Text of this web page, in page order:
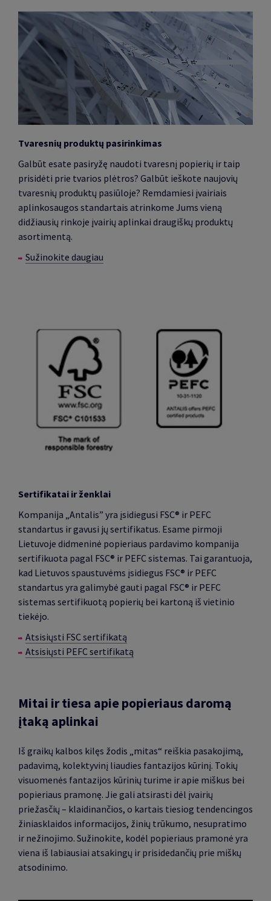
Tvaresnių produktų pasirinkimas
Galbūt esate pasiryžę naudoti tvaresnį popierių ir taip
prisidėti prie tvarios plėtros? Galbūt ieškote naujovių
tvaresnių produktų pasiūloje? Remdamiesi įvairiais
aplinkosaugos standartais atrinkome Jums vieną
didžiausių rinkoje įvairių aplinkai draugiškų produktų
asortimentą.
Sužinokite daugiau
Sertifikatai ir ženklai
Kompanija „Antalis” yra įsidiegusi FSC® ir PEFC
standartus ir gavusi jų sertifikatus. Esame pirmoji
Lietuvoje didmeninė popieriaus pardavimo kompanija
sertifikuota pagal FSC® ir PEFC sistemas. Tai garantuoja,
kad Lietuvos spaustuvėms įsidiegus FSC® ir PEFC
standartus yra galimybė gauti pagal FSC® ir PEFC
sistemas sertifikuotą popierių bei kartoną iš vietinio
tiekėjo.
Atsisiųsti FSC sertifikatą
Atsisiųsti PEFC sertifikatą
Mitai ir tiesa apie popieriaus daromą
įtaką aplinkai
Iš graikų kalbos kilęs žodis „mitas“ reiškia pasakojimą,
padavimą, kolektyvinį liaudies fantazijos kūrinį. Tokių
visuomenės fantazijos kūrinių turime ir apie miškus bei
popieriaus pramonę. Jie gali atsirasti dėl įvairių
priežasčių – klaidinančios, o kartais tiesiog tendencingos
žiniasklaidos informacijos, žinių trūkumo, nesupratimo
ir nežinojimo. Sužinokite, kodėl popieriaus pramonė yra
viena iš labiausiai atsakingų ir prisidedančių prie miškų
atsodinimo.